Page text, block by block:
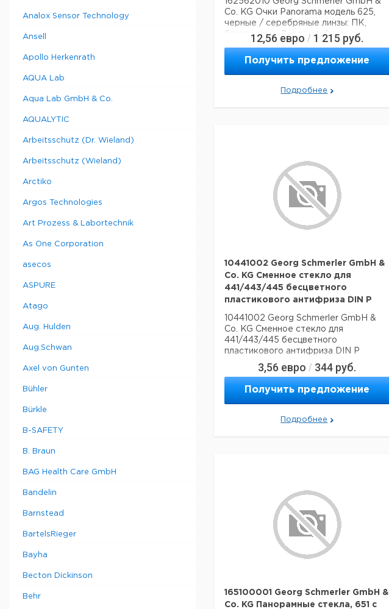
Analox Sensor Technology
Ansell
Apollo Herkenrath
AQUA Lab
Aqua Lab GmbH & Co.
AQUALYTIC
Arbeitsschutz (Dr. Wieland)
Arbeitsschutz (Wieland)
Arctiko
Argos Technologies
Art Prozess & Labortechnik
As One Corporation
asecos
ASPURE
Atago
Aug. Hulden
Aug.Schwan
Axel von Gunten
Bühler
Bürkle
B-SAFETY
B. Braun
BAG Health Care GmbH
Bandelin
Barnstead
BartelsRieger
Bayha
Becton Dickinson
Behr
Co. KG Очки Panorama модель 625,
черные / серебряные линзы: ПК,
бесцветные, 2 мм, устойчивые к
царапинам, противотуманные
12,56 евро / 1 215 руб.
Получить предложение
Подробнее
10441002 Georg Schmerler GmbH &
Co. KG Сменное стекло для
441/443/445 бесцветного
пластикового антифриза DIN P
10441002 Georg Schmerler GmbH &
Co. KG Сменное стекло для
441/443/445 бесцветного
пластикового антифриза DIN P
3,56 евро / 344 руб.
Получить предложение
Подробнее
165100001 Georg Schmerler GmbH &
Co. KG Панорамные стекла, 651 с